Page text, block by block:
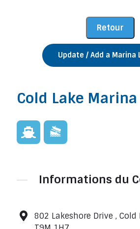
Update / Add a Marina
Cold Lake Marina
Informations du
802 Lakeshore Drive , Cold